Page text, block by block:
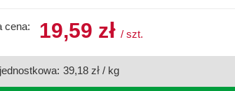
cena: 19,59 zł / szt.
39,18 zł / kg